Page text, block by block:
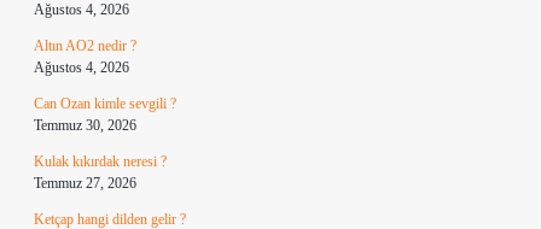
Ağustos 4, 2026
Altın AO2 nedir ?
Ağustos 4, 2026
Can Ozan kimle sevgili ?
Temmuz 30, 2026
Kulak kıkırdak neresi ?
Temmuz 27, 2026
Ketçap hangi dilden gelir ?